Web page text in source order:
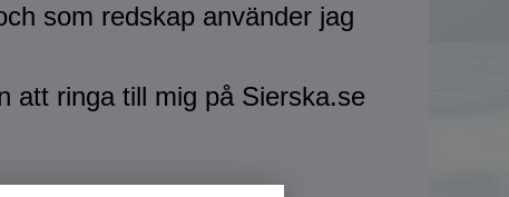
som redskap använder jag
att ringa till mig på Sierska.se